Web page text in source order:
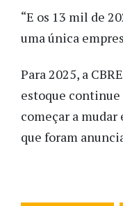
“E os 13 mil de
uma única
Para 2025, a
estoque continue
começar a
que foram